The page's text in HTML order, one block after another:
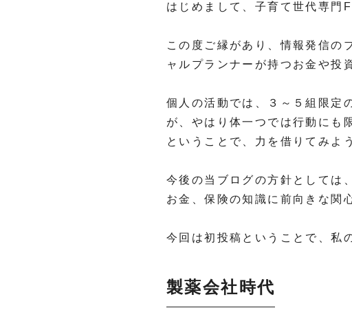
はじめまして、子育て世代専門
この度ご縁があり、情報発信の
ャルプランナーが持つお金や投
個人の活動では、３～５組限定
が、やはり体一つでは行動にも
ということで、力を借りてみよ
今後の当ブログの方針としては
お金、保険の知識に前向きな関
今回は初投稿ということで、私
製薬会社時代